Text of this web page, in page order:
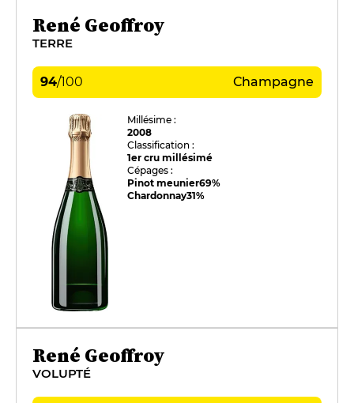
René Geoffroy
TERRE
94/100 Champagne
Millésime :
2008
Classification :
1er cru millésimé
Cépages :
Pinot meunier69%
Chardonnay31%
René Geoffroy
VOLUPTÉ